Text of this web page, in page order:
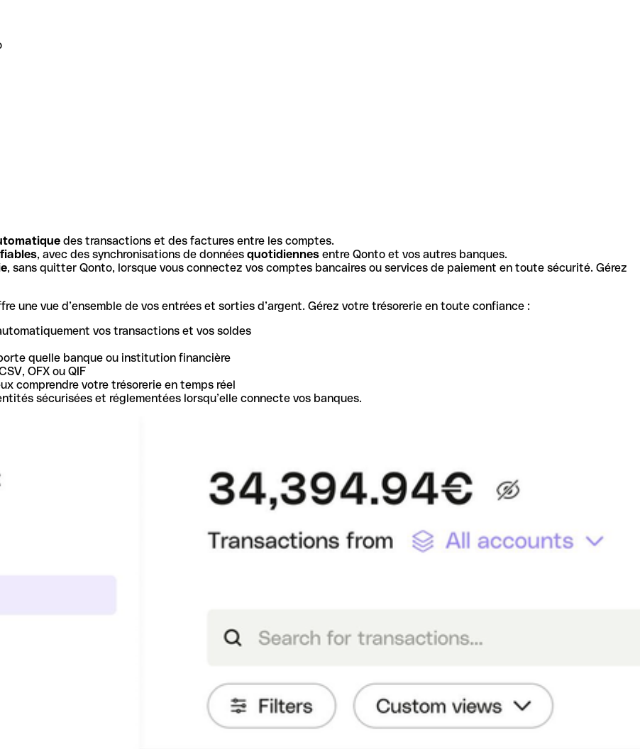
des transactions et des factures entre les comptes.
, avec des synchronisations de données quotidiennes entre Qonto et vos autres banques.
, sans quitter Qonto, lorsque vous connectez vos comptes bancaires ou services de paiement en toute sécurité. Gérez
une vue d’ensemble de vos entrées et sorties d’argent. Gérez votre trésorerie en toute confiance :
vos transactions et vos soldes
quelle banque ou institution financière
OFX ou QIF
comprendre votre trésorerie en temps réel
sécurisées et réglementées lorsqu’elle connecte vos banques.